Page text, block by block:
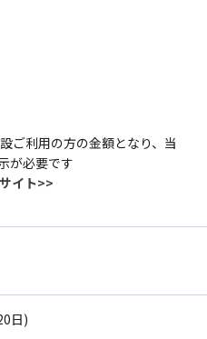
ご利⽤の⽅の金額となり、当
が必要です
イト>>
日)